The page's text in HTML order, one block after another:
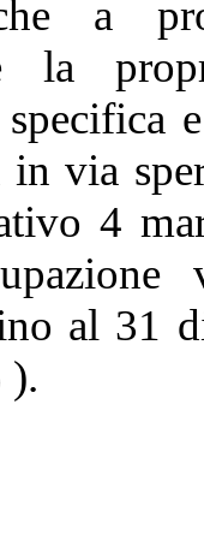
a
la
via
4
al 31
).